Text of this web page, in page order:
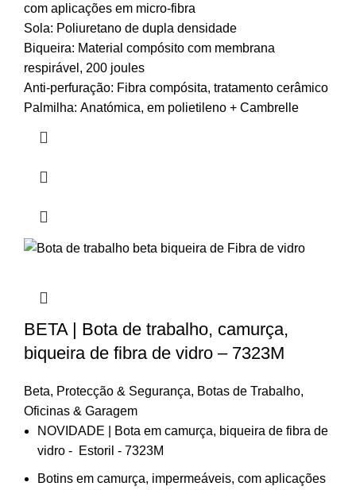
com aplicações em micro-fibra
Sola: Poliuretano de dupla densidade
Biqueira: Material compósito com membrana
respirável, 200 joules
Anti-perfuração: Fibra compósita, tratamento cerâmico
Palmilha: Anatómica, em polietileno + Cambrelle
BETA | Bota de trabalho, camurça,
biqueira de fibra de vidro – 7323M
Beta, Protecção & Segurança, Botas de Trabalho,
Oficinas & Garagem
NOVIDADE | Bota em camurça, biqueira de fibra de
vidro - Estoril - 7323M
Botins em camurça, impermeáveis, com aplicações